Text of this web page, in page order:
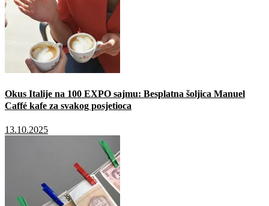
Okus Italije na 100 EXPO sajmu: Besplatna šoljica Manuel
Caffé kafe za svakog posjetioca
13.10.2025